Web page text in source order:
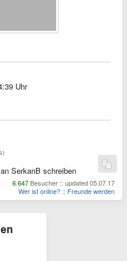
Uhr
an SerkanB schreiben
6.647 Besucher :: updated 05.07.17
Wer ist online? :: Freunde werden